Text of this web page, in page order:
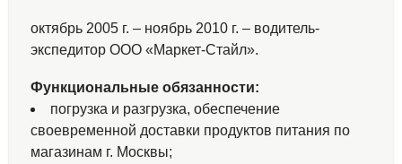
октябрь 2005 г. – ноябрь 2010 г. – водитель-
экспедитор ООО «Маркет-Стайл».
Функциональные обязанности:
погрузка и разгрузка, обеспечение
своевременной доставки продуктов питания по
магазинам г. Москвы;